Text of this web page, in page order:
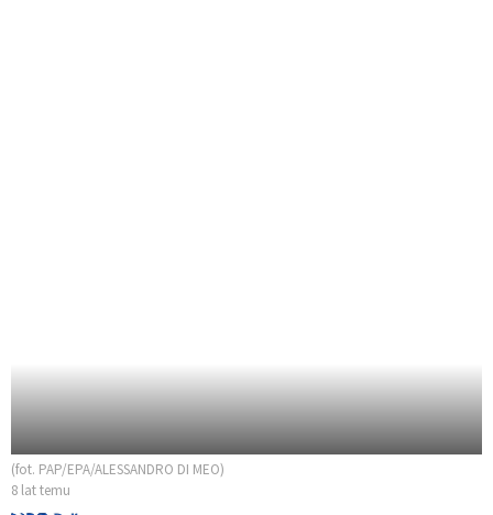
(fot. PAP/EPA/ALESSANDRO DI MEO)
8 lat temu